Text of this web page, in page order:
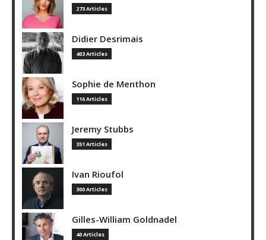
273 Articles
Didier Desrimais
403 Articles
Sophie de Menthon
116 Articles
Jeremy Stubbs
351 Articles
Ivan Rioufol
300 Articles
Gilles-William Goldnadel
40 Articles